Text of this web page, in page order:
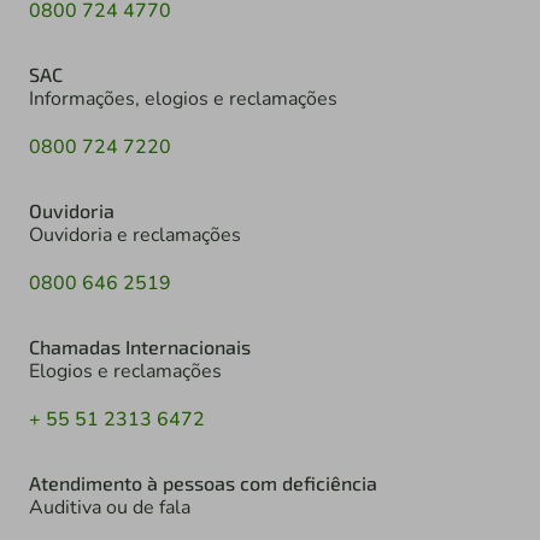
0800 724 4770
SAC
Informações, elogios e reclamações
0800 724 7220
Ouvidoria
Ouvidoria e reclamações
0800 646 2519
Chamadas Internacionais
Elogios e reclamações
+ 55 51 2313 6472
Atendimento à pessoas com deficiência
Auditiva ou de fala